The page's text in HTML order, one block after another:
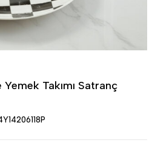
Takımı Satranç